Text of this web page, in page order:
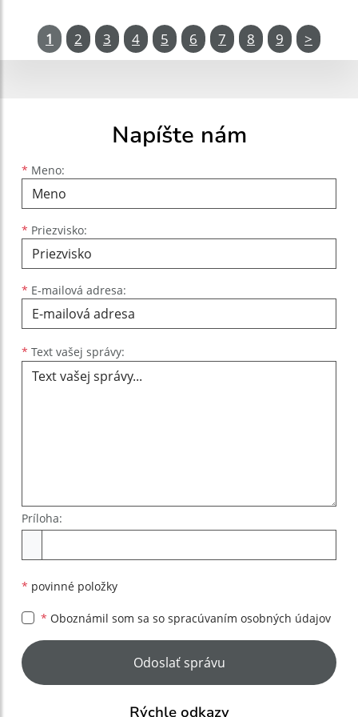
1 2 3 4 5 6 7 8 9 >
Napíšte nám
* Meno:
Meno
* Priezvisko:
Priezvisko
* E-mailová adresa:
E-mailová adresa
* Text vašej správy:
Príloha:
* povinné položky
* Oboznámil som sa so spracúvaním osobných údajov
Google reCaptcha Response
Odoslať správu
Rýchle odkazy